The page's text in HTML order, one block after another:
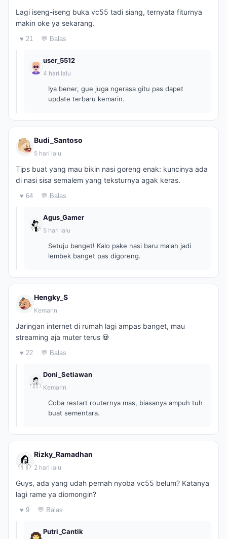
Lagi iseng-iseng buka vc55 tadi siang, ternyata fiturnya
makin oke ya sekarang.
♥ 21 💬 Balas
user_5512
4 hari lalu
Iya bener, gue juga ngerasa gitu pas dapet
update terbaru kemarin.
Budi_Santoso
5 hari lalu
Tips buat yang mau bikin nasi goreng enak: kuncinya ada
di nasi sisa semalem yang teksturnya agak keras.
♥ 64 💬 Balas
Agus_Gamer
5 hari lalu
Setuju banget! Kalo pake nasi baru malah jadi
lembek banget pas digoreng.
Hengky_S
Kemarin
Jaringan internet di rumah lagi ampas banget, mau
streaming aja muter terus 💀
♥ 22 💬 Balas
Doni_Setiawan
Kemarin
Coba restart routernya mas, biasanya ampuh tuh
buat sementara.
Rizky_Ramadhan
2 hari lalu
Guys, ada yang udah pernah nyoba vc55 belum? Katanya
lagi rame ya diomongin?
♥ 9 💬 Balas
Putri_Cantik